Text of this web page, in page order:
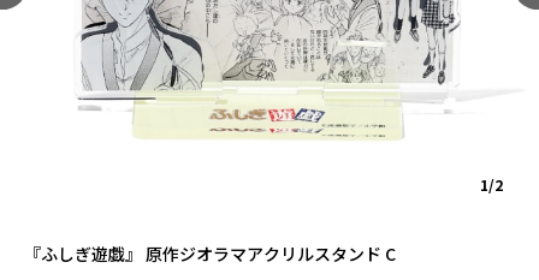
『ふしぎ遊戯』 原作ジオラマアクリルスタンド C
1/2